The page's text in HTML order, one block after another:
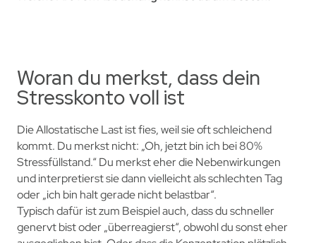
Woran du merkst, dass dein
Stresskonto voll ist
Die Allostatische Last ist fies, weil sie oft schleichend
kommt. Du merkst nicht: „Oh, jetzt bin ich bei 80%
Stressfüllstand.“ Du merkst eher die Nebenwirkungen
und interpretierst sie dann vielleicht als schlechten Tag
oder „ich bin halt gerade nicht belastbar“.
Typisch dafür ist zum Beispiel auch, dass du schneller
genervt bist oder „überreagierst“, obwohl du sonst eher